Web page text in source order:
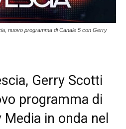
nuovo programma di Canale 5 con Gerry
Gerry Scotti
programma di
in onda nel